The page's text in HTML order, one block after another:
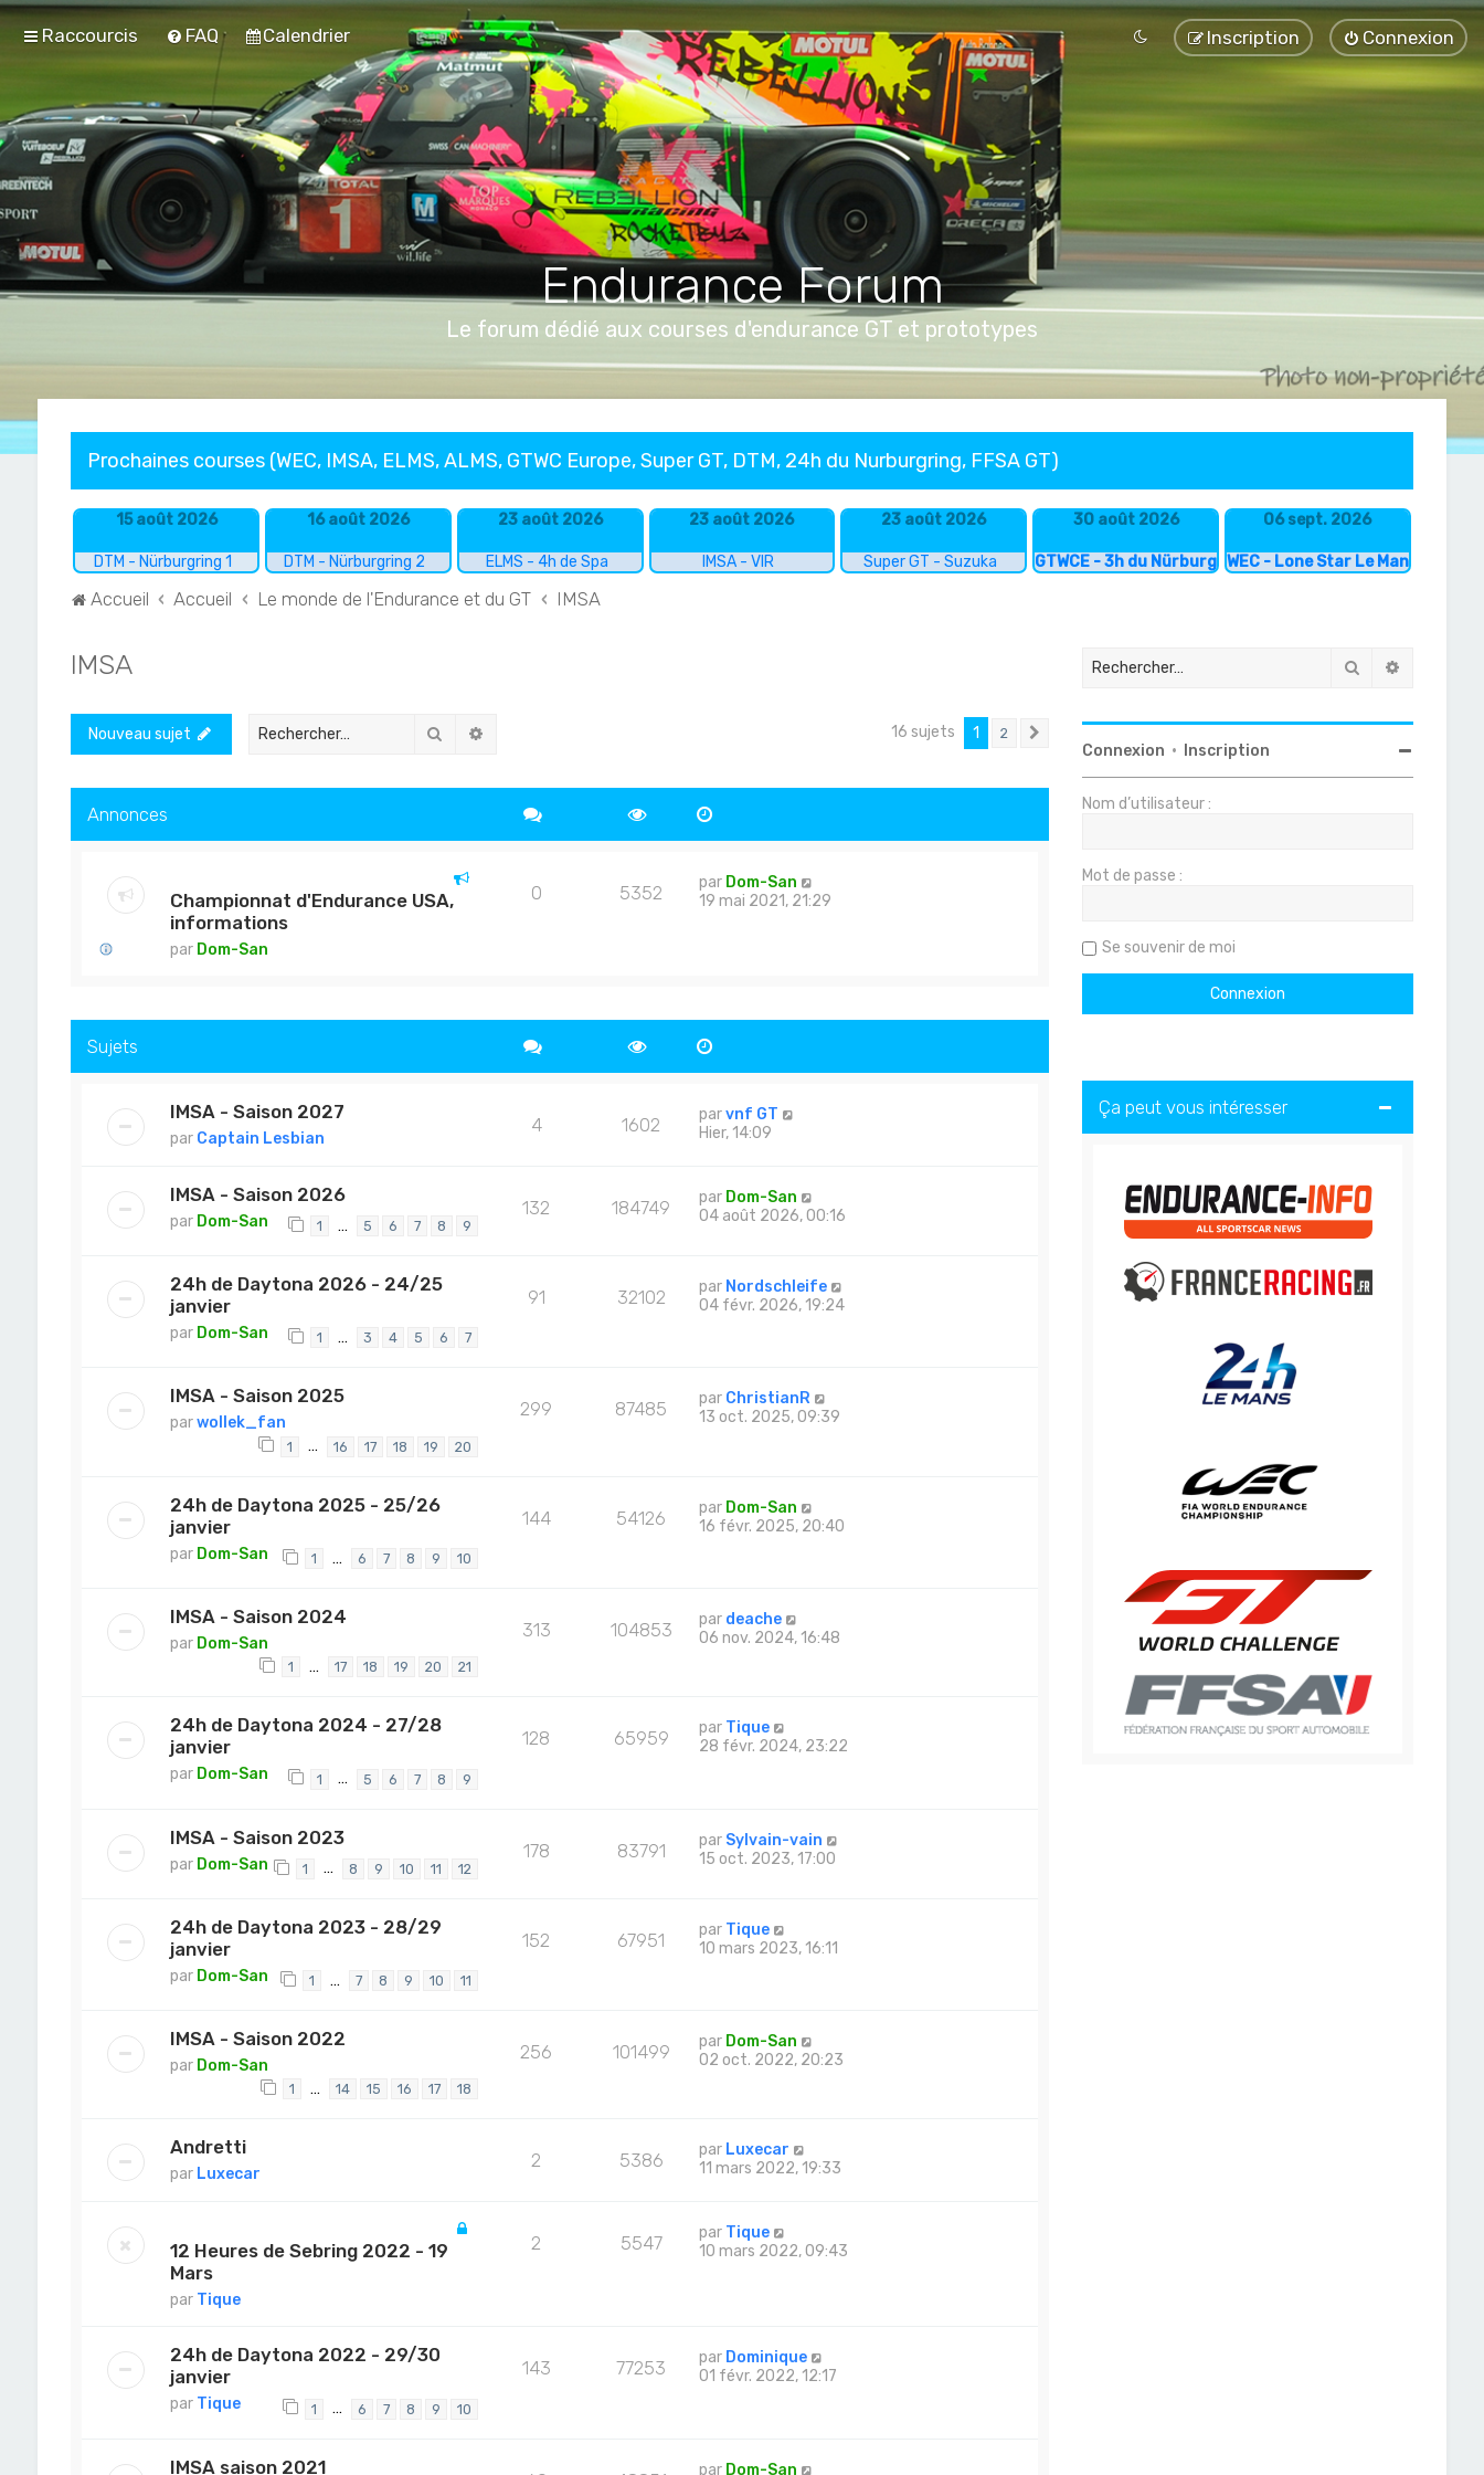
Raccourcis FAQ Calendrier Connexion
Inscription
Endurance Forum
Le forum dédié aux courses d'endurance GT et prototypes
Prochaines courses (WEC, IMSA, ELMS, ALMS, GTWC Europe, Super GT, DTM, 24h du Nurburgring, FFSA GT)
15 août 2026
DTM - Nürburgring 1
16 août 2026
DTM - Nürburgring 2
23 août 2026
ELMS - 4h de Spa
23 août 2026
IMSA - VIR
23 août 2026
Super GT - Suzuka
30 août 2026
GTWCE - 3h du Nürburgring
06 sept. 2026
WEC - Lone Star Le Mans
Accueil Accueil Le monde de l'Endurance et du GT IMSA
IMSA
Nouveau sujet Rechercher 16 sujets 1 2
Annonces
Championnat d'Endurance USA,
informations
par Dom-San
0 5352 par Dom-San
19 mai 2021, 21:29
Sujets
IMSA - Saison 2027
par Captain Lesbian
4 1602 parvnf GT
Hier, 14:09
IMSA - Saison 2026
par Dom-San 1 … 5 6 7 8 9
132 184749 par Dom-San
04 août 2026, 00:16
24h de Daytona 2026 - 24/25
janvier
par Dom-San 1 … 3 4 5 6 7
91 32102 par Nordschleife
04 févr. 2026, 19:24
IMSA - Saison 2025
parwollek_fan
1 … 16 17 18 19 20
299 87485 par ChristianR
13 oct. 2025, 09:39
24h de Daytona 2025 - 25/26
janvier
par Dom-San 1 … 6 7 8 9 10
144 54126 par Dom-San
16 févr. 2025, 20:40
IMSA - Saison 2024
par Dom-San
1 … 17 18 19 20 21
313 104853 par deache
06 nov. 2024, 16:48
24h de Daytona 2024 - 27/28
janvier
par Dom-San 1 … 5 6 7 8 9
128 65959 par Tique
28 févr. 2024, 23:22
IMSA - Saison 2023
par Dom-San 1 … 8 9 10 11 12
178 83791 par Sylvain-vain
15 oct. 2023, 17:00
24h de Daytona 2023 - 28/29
janvier
par Dom-San 1 … 7 8 9 10 11
152 67951 par Tique
10 mars 2023, 16:11
IMSA - Saison 2022
par Dom-San
1 … 14 15 16 17 18
256 101499 par Dom-San
02 oct. 2022, 20:23
Andretti
par Luxecar
2 5386 par Luxecar
11 mars 2022, 19:33
12 Heures de Sebring 2022 - 19
Mars
par Tique
2 5547 par Tique
10 mars 2022, 09:43
24h de Daytona 2022 - 29/30
janvier
par Tique 1 … 6 7 8 9 10
143 77253 par Dominique
01 févr. 2022, 12:17
IMSA saison 2021 par Dom-San
Rechercher
Connexion • Inscription
Nom d’utilisateur :
Mot de passe :
Se souvenir de moi
Ça peut vous intéresser